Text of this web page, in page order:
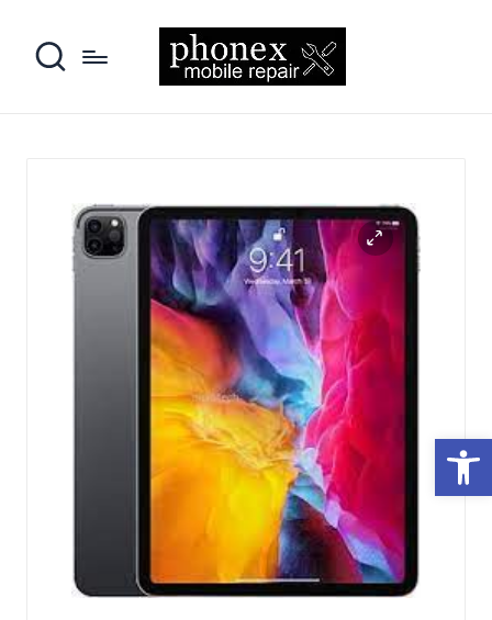
פתח סרגל נגישות